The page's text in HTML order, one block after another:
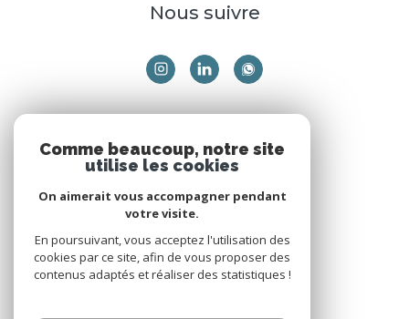
Nous suivre
Nous adhérons
Comme beaucoup, notre site
utilise les cookies
On aimerait vous accompagner pendant
votre visite.
En poursuivant, vous acceptez l'utilisation des
cookies par ce site, afin de vous proposer des
contenus adaptés et réaliser des statistiques !